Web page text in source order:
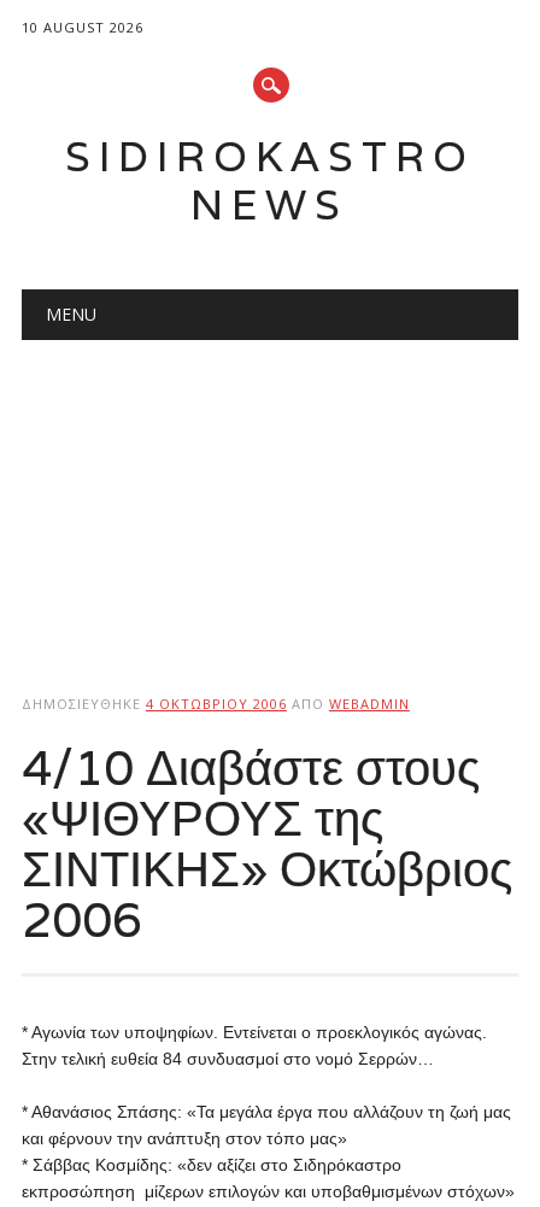
10 AUGUST 2026
SIDIROKASTRO
NEWS
Main menu
MENU
ΔΗΜΟΣΙΕΎΘΗΚΕ 4 ΟΚΤΩΒΡΊΟΥ 2006 ΑΠΌ WEBADMIN
4/10 Διαβάστε στους
«ΨΙΘΥΡΟΥΣ της
ΣΙΝΤΙΚΗΣ» Οκτώβριος
2006
* Αγωνία των υποψηφίων. Εντείνεται ο προεκλογικός αγώνας.
Στην τελική ευθεία 84 συνδυασμοί στο νομό Σερρών…
* Αθανάσιος Σπάσης: «Τα με­γά­λα έρ­γα που αλ­λά­ζουν τη ζω­ή μας
και φέρ­νουν την α­νά­πτυ­ξη στον τό­πο μας»
* Σάββας Κοσμίδης: «δεν αξίζει στο Σιδηρόκαστρο
εκπροσώπηση μίζερων επιλογών και υποβαθμισμένων στόχων»